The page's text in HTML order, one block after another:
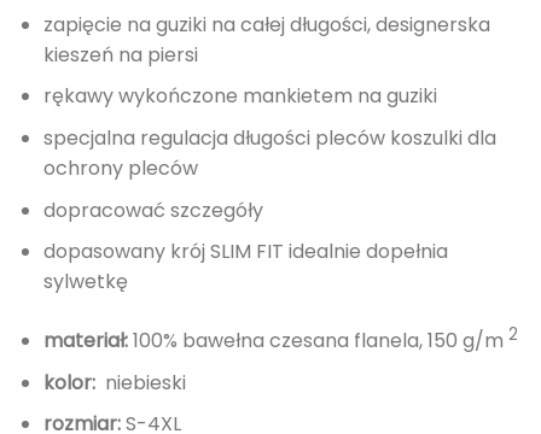
zapięcie na guziki na całej długości, designerska
kieszeń na piersi
rękawy wykończone mankietem na guziki
specjalna regulacja długości pleców koszulki dla
ochrony pleców
dopracować szczegóły
dopasowany krój SLIM FIT idealnie dopełnia
sylwetkę
materiał:100% bawełna czesana flanela, 150 g/m 2
kolor: niebieski
rozmiar:S-4XL